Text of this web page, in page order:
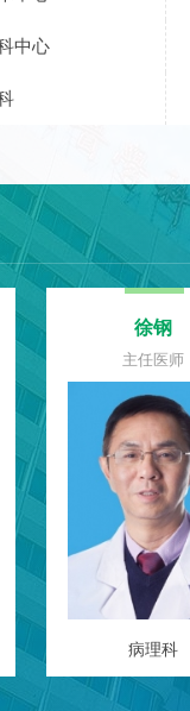
中心
徐钢
主任医师
病理科